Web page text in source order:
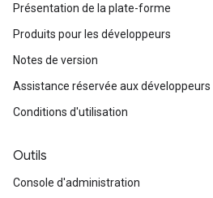
Présentation de la plate-forme
Produits pour les développeurs
Notes de version
Assistance réservée aux développeurs
Conditions d'utilisation
Outils
Console d'administration